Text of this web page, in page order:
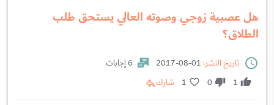
هل عصبية زوجي وصوته العالي يستحق طلب
الطلاق؟
تاريخ النشر:
6 إجابات
1
0
1 شارك